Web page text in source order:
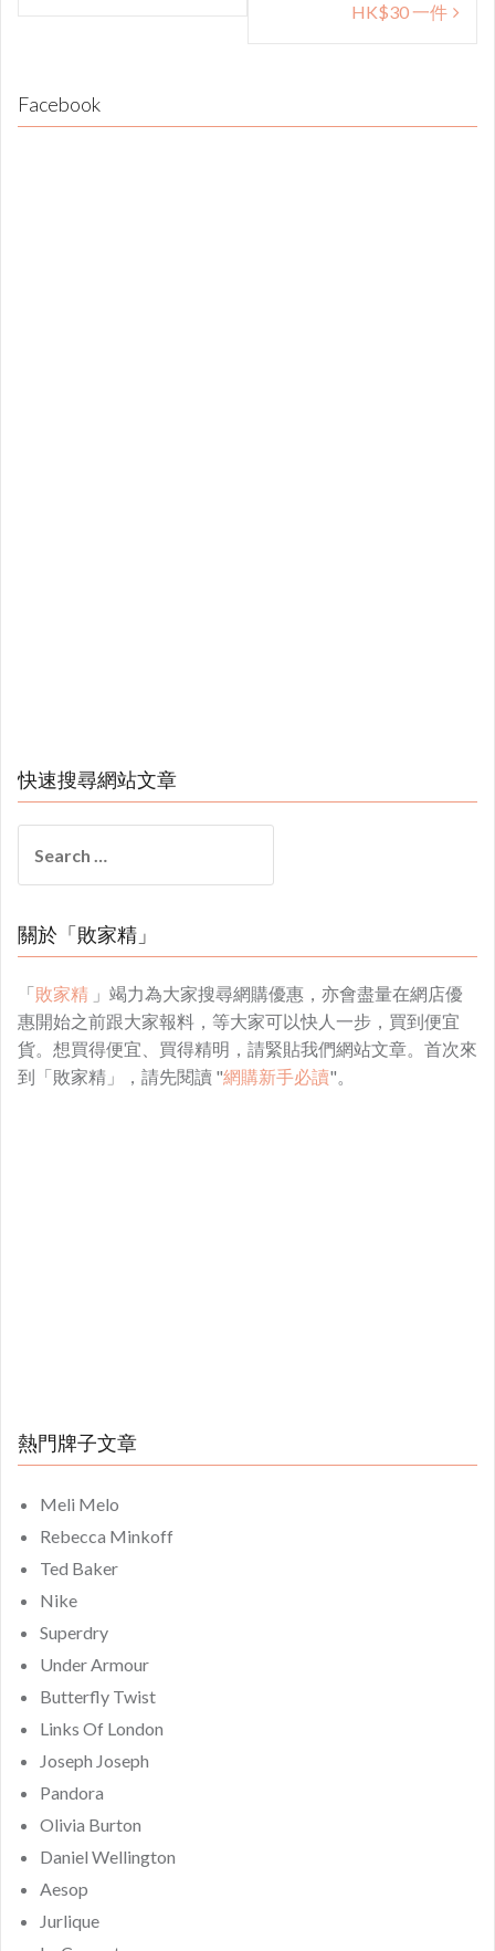
HK$30 一件
Facebook
快速搜尋網站文章
for:
關於「敗家精」
「敗家精 」竭力為大家搜尋網購優惠，亦會盡量在網店優
惠開始之前跟大家報料，等大家可以快人一步，買到便宜
貨。想買得便宜、買得精明，請緊貼我們網站文章。首次來
到「敗家精」，請先閱讀 "網購新手必讀"。
熱門牌子文章
Meli Melo
Rebecca Minkoff
Ted Baker
Nike
Superdry
Under Armour
Butterfly Twist
Links Of London
Joseph Joseph
Pandora
Olivia Burton
Daniel Wellington
Aesop
Jurlique